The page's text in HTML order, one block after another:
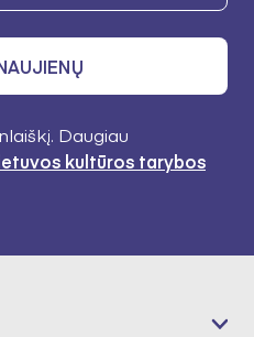
Daugiau
kultūros tarybos